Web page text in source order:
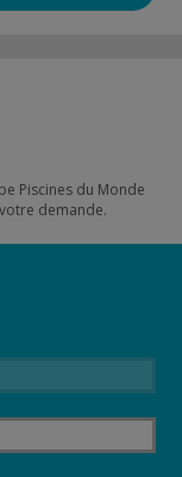
Piscines du Monde
demande.